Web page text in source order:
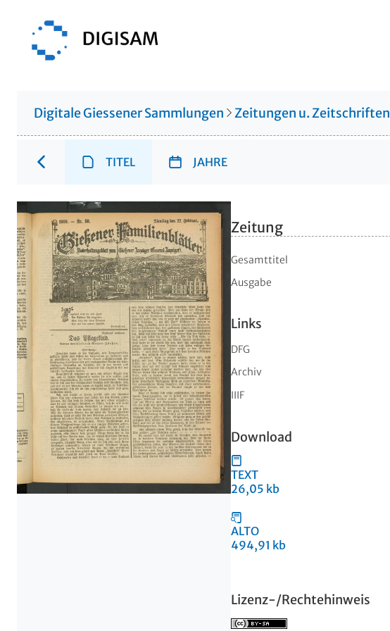
Digitale Giessener Sammlungen Zeitungen u. Zeitschriften
TITEL JAHRE
Zeitung
Gesamttitel
Ausgabe
Links
DFG
Archiv
IIIF
Download
TEXT
26,05 kb
ALTO
494,91 kb
Lizenz-/Rechtehinweis